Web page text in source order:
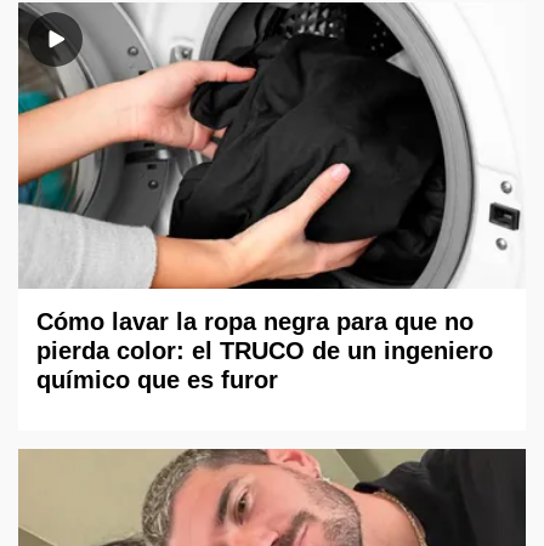
Cómo lavar la ropa negra para que no
pierda color: el TRUCO de un ingeniero
químico que es furor